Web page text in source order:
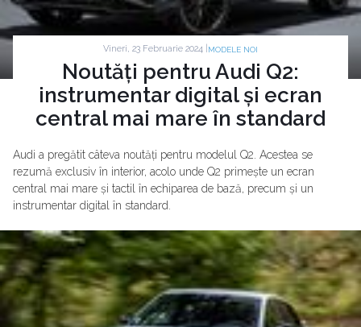
Vineri, 23 Februarie 2024 | MODELE NOI
Noutăți pentru Audi Q2:
instrumentar digital și ecran
central mai mare în standard
Audi a pregătit câteva noutăți pentru modelul Q2. Acestea se
rezumă exclusiv în interior, acolo unde Q2 primește un ecran
central mai mare și tactil în echiparea de bază, precum și un
instrumentar digital în standard.